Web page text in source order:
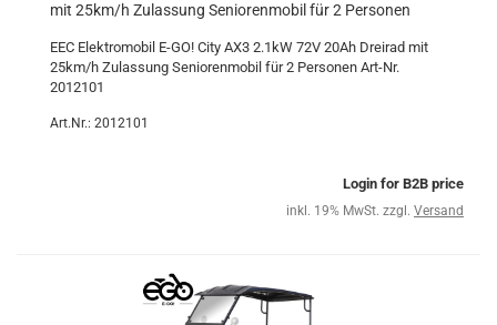
mit 25km/h Zulassung Seniorenmobil für 2 Personen
EEC Elektromobil E-GO! City AX3 2.1kW 72V 20Ah Dreirad mit
25km/h Zulassung Seniorenmobil für 2 Personen Art-Nr.
2012101
Art.Nr.: 2012101
Login for B2B price
inkl. 19% MwSt. zzgl. Versand